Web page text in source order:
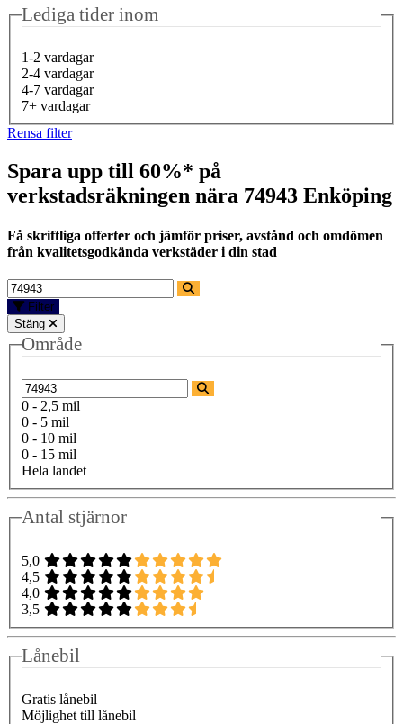
Lediga tider inom
1-2 vardagar
2-4 vardagar
4-7 vardagar
7+ vardagar
Rensa filter
Spara upp till 60%* på
verkstadsräkningen nära 74943 Enköping
Få skriftliga offerter och jämför priser, avstånd och omdömen
från kvalitetsgodkända verkstäder i din stad
Filter
Stäng
Område
0 - 2,5 mil
0 - 5 mil
0 - 10 mil
0 - 15 mil
Hela landet
Antal stjärnor
5,0
4,5
4,0
3,5
Lånebil
Gratis lånebil
Möjlighet till lånebil